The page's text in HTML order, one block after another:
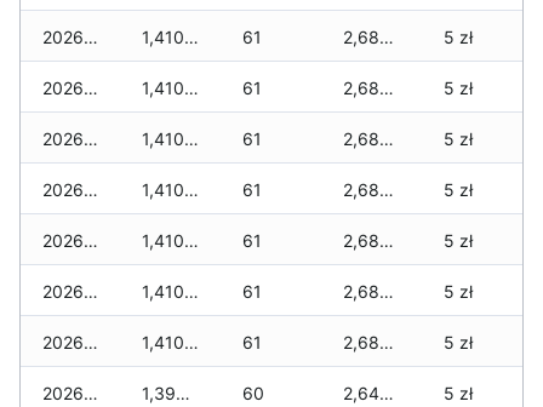
2026-02-22 1,410 zł 61 2,685 zł 5 zł
2026-02-21 1,410 zł 61 2,685 zł 5 zł
2026-02-20 1,410 zł 61 2,685 zł 5 zł
2026-02-19 1,410 zł 61 2,685 zł 5 zł
2026-02-18 1,410 zł 61 2,685 zł 5 zł
2026-02-17 1,410 zł 61 2,685 zł 5 zł
2026-02-16 1,410 zł 61 2,685 zł 5 zł
2026-02-15 1,390 zł 60 2,640 zł 5 zł